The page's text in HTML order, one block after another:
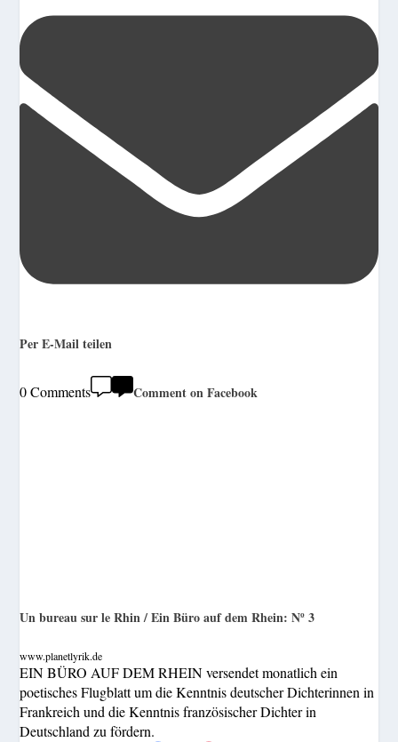
Per E-Mail teilen
0 Comments Comment on Facebook
Un bureau sur le Rhin / Ein Büro auf dem Rhein: Nº 3
www.planetlyrik.de
EIN BÜRO AUF DEM RHEIN versendet monatlich ein
poetisches Flugblatt um die Kenntnis deutscher Dichterinnen in
Frankreich und die Kenntnis französischer Dichter in
Deutschland zu fördern.